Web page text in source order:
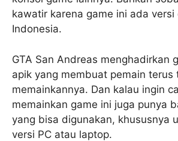
kawatir karena game ini ada
Indonesia.
GTA San Andreas menghadirkan
apik yang membuat pemain terus
memainkannya. Dan kalau ingin
memainkan game ini juga punya
yang bisa digunakan, khususnya
versi PC atau laptop.